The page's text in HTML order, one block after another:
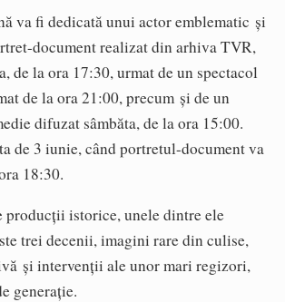
va fi dedicată unui actor emblematic și
document realizat din arhiva TVR,
de la ora 17:30, urmat de un spectacol
de la ora 21:00, precum și de un
difuzat sâmbăta, de la ora 15:00.
de 3 iunie, când portretul-document va
18:30.
producții istorice, unele dintre ele
trei decenii, imagini rare din culise,
și intervenții ale unor mari regizori,
generație.